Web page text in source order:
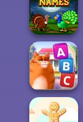
Daily Word
Search
Find Birds
Names